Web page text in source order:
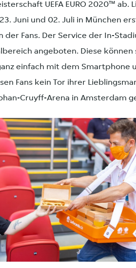
UEFA EURO 2020™ ab.
Juni und 02. Juli in München
der Fans. Der Service der In-
angeboten. Diese können
einfach mit dem Smartphone
Fans kein Tor ihrer
Cruyff-Arena in Amsterdam